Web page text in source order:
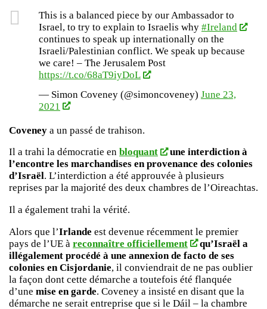
This is a balanced piece by our Ambassador to
Israel, to try to explain to Israelis why #Ireland
continues to speak up internationally on the
Israeli/Palestinian conflict. We speak up because
we care! – The Jerusalem Post
https://t.co/68aT9iyDoL
— Simon Coveney (@simoncoveney) June 23,
2021
Coveney a un passé de trahison.
Il a trahi la démocratie en bloquant
une interdiction à
l’encontre les marchandises en provenance des colonies
d’Israël. L’interdiction a été approuvée à plusieurs
reprises par la majorité des deux chambres de l’Oireachtas.
Il a également trahi la vérité.
Alors que l’Irlande est devenue récemment le premier
pays de l’UE à reconnaître officiellement
qu’Israël a
illégalement procédé à une annexion de facto de ses
colonies en Cisjordanie, il conviendrait de ne pas oublier
la façon dont cette démarche a toutefois été flanquée
d’une mise en garde. Coveney a insisté en disant que la
démarche ne serait entreprise que si le Dáil – la chambre